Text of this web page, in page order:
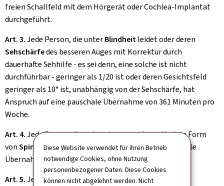
Diese Website verwendet für ihren Betrieb
notwendige Cookies, ohne Nutzung
personenbezogener Daten. Diese Cookies
können nicht abgelehnt werden. Nicht
freien Schallfeld mit dem Hörgerät oder Cochlea-Implantat
durchgeführt.
Art. 3.Jede Person, die unterBlindheitleidet oder deren
Sehschärfedes besseren Auges mit Korrektur durch
dauerhafte Sehhilfe - es sei denn, eine solche ist nicht
durchführbar - geringer als 1/20 ist oder deren Gesichtsfeld
geringer als 10° ist, unabhängig von der Sehschärfe, hat
Anspruch auf eine pauschale Übernahme von 361 Minuten pro
Woche.
Art. 4.Jede Person, die unter einer symptomatischen Form
vonSpina bifidaleidet, hat Anspruch auf eine pauschale
Übernahme von 361 Minuten pro Woche.
Art. 5.Jede Person, die unter einerAphasieoder einer